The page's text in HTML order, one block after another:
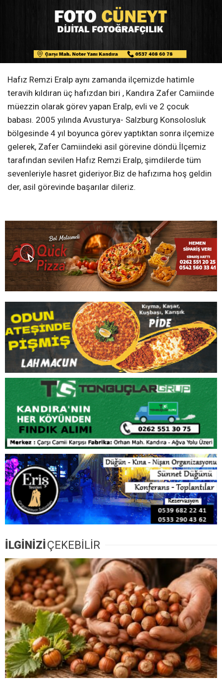
Hafız Remzi Eralp aynı zamanda ilçemizde hatimle
teravih kıldıran üç hafızdan biri , Kandıra Zafer Camiinde
müezzin olarak görev yapan Eralp, evli ve 2 çocuk
babası. 2005 yılında Avusturya- Salzburg Konsolosluk
bölgesinde 4 yıl boyunca görev yaptıktan sonra ilçemize
gelerek, Zafer Camiindeki asil görevine döndü.İlçemiz
tarafından sevilen Hafız Remzi Eralp, şimdilerde tüm
sevenleriyle hasret gideriyor.Biz de hafızıma hoş geldin
der, asil görevinde başarılar dileriz.
İLGİNİZİÇEKEBİLİR